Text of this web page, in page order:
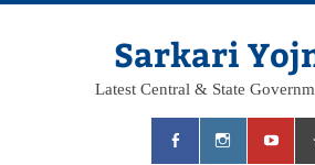
Skip
Sarkari
Latest Central & State